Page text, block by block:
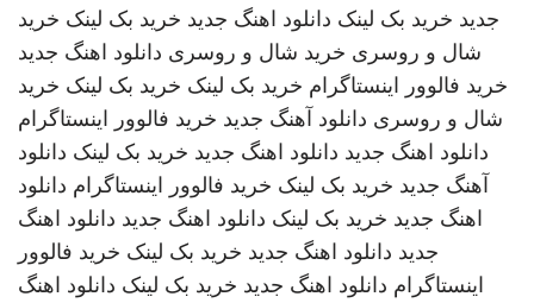
جدید خرید بک لینک دانلود اهنگ جدید خرید بک لینک خرید
شال و روسری خرید شال و روسری دانلود اهنگ جدید
خرید فالوور اینستاگرام خرید بک لینک خرید بک لینک خرید
شال و روسری دانلود آهنگ جدید خرید فالوور اینستاگرام
دانلود اهنگ جدید دانلود اهنگ جدید خرید بک لینک دانلود
آهنگ جدید خرید بک لینک خرید فالوور اینستاگرام دانلود
اهنگ جدید خرید بک لینک دانلود اهنگ جدید دانلود اهنگ
جدید دانلود اهنگ جدید خرید بک لینک خرید فالوور
اینستاگرام دانلود اهنگ جدید خرید بک لینک دانلود اهنگ